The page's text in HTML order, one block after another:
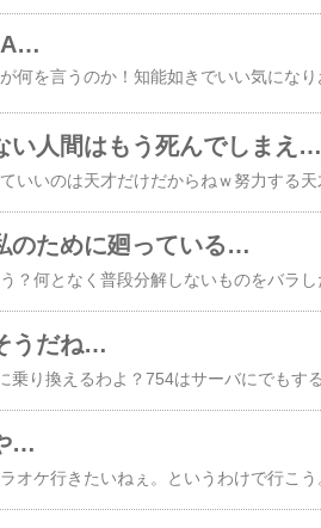
い人間はもう死んでしまえ…
のために廻っている…
うだね…
…